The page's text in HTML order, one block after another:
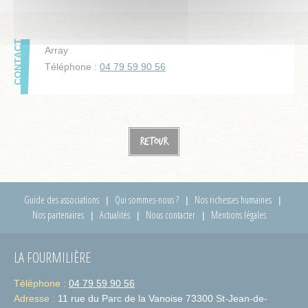
Array
Téléphone : 04 79 59 90 56
Retour
Guide des associations Qui sommes-nous ?
Nos richesses humaines
Nos partenaires
Actualités Nous contacter Mentions légales
LA FOURMILIÈRE
Téléphone : 04 79 59 90 56
Adresse : 11 rue du Parc de la Vanoise 73300 St-Jean-de-